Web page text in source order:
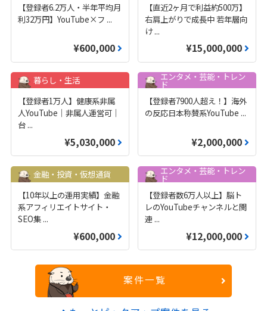
【登録者6.2万人・半年平均月
利32万円】YouTube×フ ...
¥600,000
【直近2ヶ月で利益約500万】
右肩上がりで成長中 若年層向
け...
¥15,000,000
暮らし・生活
【登録者1万人】健康系非属
人YouTube｜非属人運営可｜
台 ...
¥5,030,000
エンタメ・芸能・トレン
ド
【登録者7900人超え！】海外
の反応日本称賛系YouTube ...
¥2,000,000
金融・投資・仮想通貨
【10年以上の運用実績】金融
系アフィリエイトサイト・
SEO集 ...
¥600,000
エンタメ・芸能・トレン
ド
【登録者数6万人以上】脳ト
レのYouTubeチャンネルと関
連 ...
¥12,000,000
案件一覧